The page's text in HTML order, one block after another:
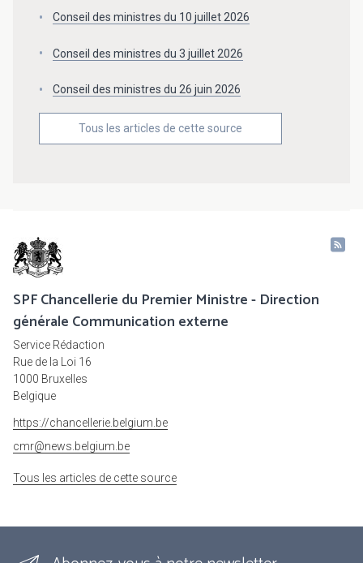
Conseil des ministres du 10 juillet 2026
Conseil des ministres du 3 juillet 2026
Conseil des ministres du 26 juin 2026
Tous les articles de cette source
SPF Chancellerie du Premier Ministre - Direction
générale Communication externe
Service Rédaction
Rue de la Loi 16
1000 Bruxelles
Belgique
https://chancellerie.belgium.be
cmr@news.belgium.be
Tous les articles de cette source